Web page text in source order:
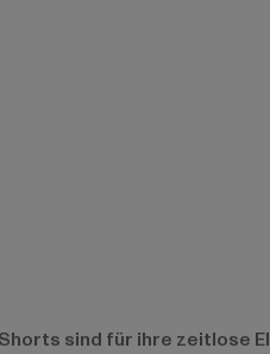
sind für ihre zeitlose